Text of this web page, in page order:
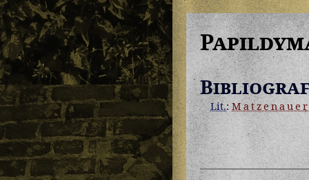
Lit.:Matzenauer